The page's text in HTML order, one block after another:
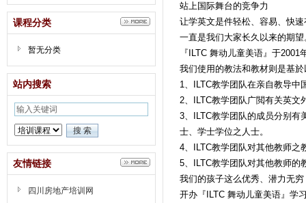
课程分类
暂无分类
站内搜索
友情链接
四川房地产培训网
站上国际舞台的竞争力
让学英文是件轻松、容易、快
一直是我们大家长久以来的期望
『ILTC 舞动儿童美语』于
我们使用的教法和教材则是基
1、ILTC教学团队在亲自教导中
2、ILTC教学团队广閲有关英文
3、ILTC教学团队的成员分别有
士、学士学位之人士。
4、ILTC教学团队对其他教师之
5、ILTC教学团队对其他教师的
我们的孩子这么优秀、潜力无
开办『ILTC 舞动儿童美语』学